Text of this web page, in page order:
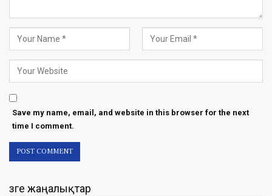
Save my name, email, and website in this browser for the next
time I comment.
Өзге жаңалықтар